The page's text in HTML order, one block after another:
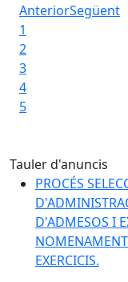
AnteriorSegüent
1
2
3
4
5
Tauler d'anuncis
PROCÉS
D'ADMESOS I
EXERCICIS.